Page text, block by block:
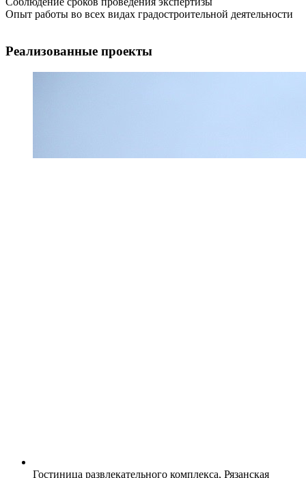
Опыт работы во всех видах градостроительной деятельности
Реализованные проекты
Гостиница развлекательного комплекса, Рязанская